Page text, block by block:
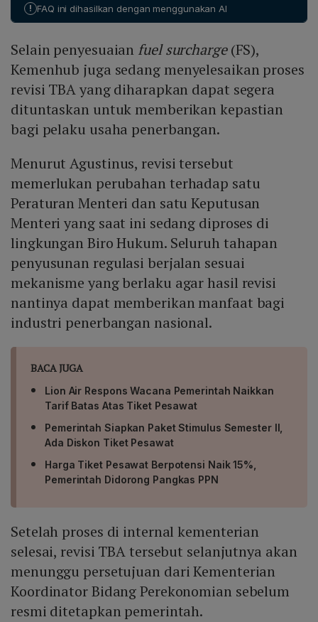
Pendekatan ini diharapkan meningkatkan keberlanjutan
industri, dan tetap mendukung layanan penerbangan
nasional yang terjangkau bagi penumpang.
! FAQ ini dihasilkan dengan menggunakan AI
Selain penyesuaian fuel surcharge(FS),
Kemenhub juga sedang menyelesaikan proses
revisi TBA yang diharapkan dapat segera
dituntaskan untuk memberikan kepastian
bagi pelaku usaha penerbangan.
Menurut Agustinus, revisi tersebut
memerlukan perubahan terhadap satu
Peraturan Menteri dan satu Keputusan
Menteri yang saat ini sedang diproses di
lingkungan Biro Hukum. Seluruh tahapan
penyusunan regulasi berjalan sesuai
mekanisme yang berlaku agar hasil revisi
nantinya dapat memberikan manfaat bagi
industri penerbangan nasional.
BACA JUGA
Lion Air Respons Wacana Pemerintah Naikkan
Tarif Batas Atas Tiket Pesawat
Pemerintah Siapkan Paket Stimulus Semester II,
Ada Diskon Tiket Pesawat
Harga Tiket Pesawat Berpotensi Naik 15%,
Pemerintah Didorong Pangkas PPN
Setelah proses di internal kementerian
selesai, revisi TBA tersebut selanjutnya akan
menunggu persetujuan dari Kementerian
Koordinator Bidang Perekonomian sebelum
resmi ditetapkan pemerintah.